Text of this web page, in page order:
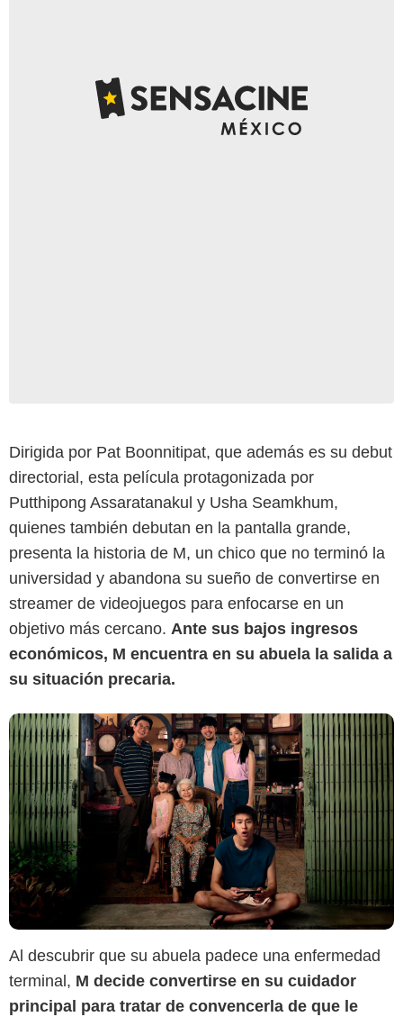
Dirigida por Pat Boonnitipat, que además es su debut
directorial, esta película protagonizada por
Putthipong Assaratanakul y Usha Seamkhum,
quienes también debutan en la pantalla grande,
presenta la historia de M, un chico que no terminó la
universidad y abandona su sueño de convertirse en
streamer de videojuegos para enfocarse en un
objetivo más cercano. Ante sus bajos ingresos
económicos, M encuentra en su abuela la salida a
su situación precaria.
Corazón Films
Al descubrir que su abuela padece una enfermedad
terminal, M decide convertirse en su cuidador
principal para tratar de convencerla de que le